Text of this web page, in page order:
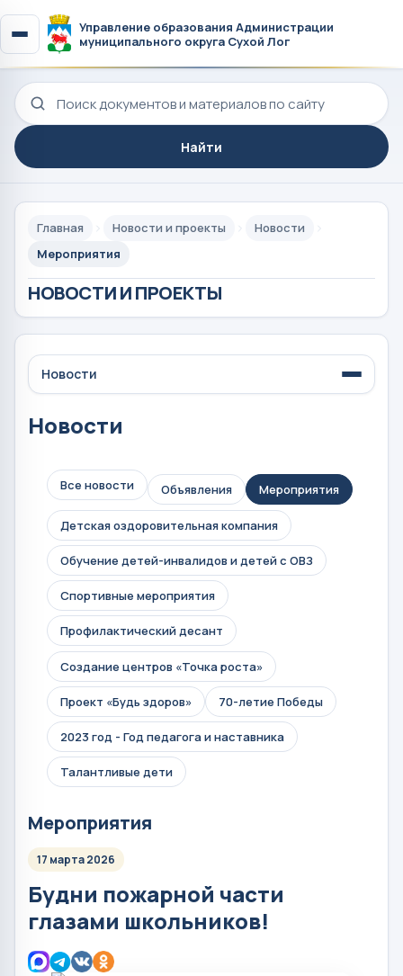
Управление образования Администрации
муниципального округа Сухой Лог
Поиск по сайту
Найти
Главная Новости и проекты
Новости
Мероприятия
НОВОСТИ И ПРОЕКТЫ
Новости
Новости
Все новости Объявления Мероприятия
Детская оздоровительная компания
Обучение детей-инвалидов и детей с ОВЗ
Спортивные мероприятия
Профилактический десант
Создание центров «Точка роста»
Проект «Будь здоров» 70-летие Победы
2023 год - Год педагога и наставника
Талантливые дети
Мероприятия
17 марта 2026
Будни пожарной части
глазами школьников!